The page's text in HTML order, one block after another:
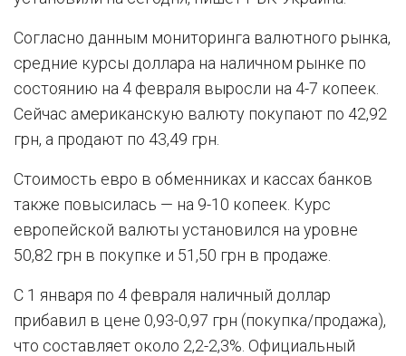
Согласно данным мониторинга валютного рынка,
средние курсы доллара на наличном рынке по
состоянию на 4 февраля выросли на 4-7 копеек.
Сейчас американскую валюту покупают по 42,92
грн, а продают по 43,49 грн.
Стоимость евро в обменниках и кассах банков
также повысилась — на 9-10 копеек. Курс
европейской валюты установился на уровне
50,82 грн в покупке и 51,50 грн в продаже.
С 1 января по 4 февраля наличный доллар
прибавил в цене 0,93-0,97 грн (покупка/продажа),
что составляет около 2,2-2,3%. Официальный